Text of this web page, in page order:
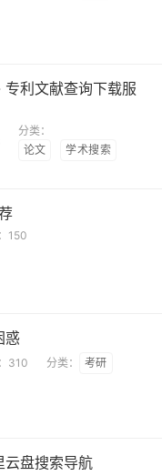
利文献查询下载服
分类：
论文
学术搜索
150
惑
310 分类： 考研
盘搜索导航